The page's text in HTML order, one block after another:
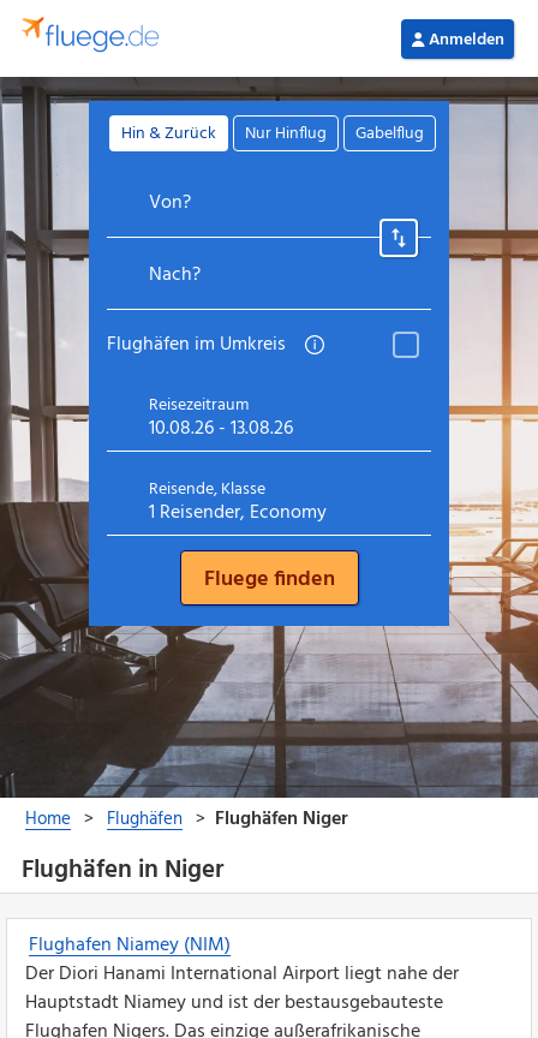
Flughäfen in Niger
Flughafen Niamey (NIM)
Der Diori Hanami International Airport liegt nahe der
Hauptstadt Niamey und ist der bestausgebauteste